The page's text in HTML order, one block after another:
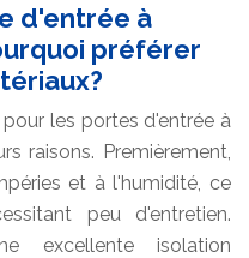
d'entrée à
préférer
les portes d'entrée à
raisons. Premièrement,
et à l'humidité, ce
peu d'entretien.
excellente isolation